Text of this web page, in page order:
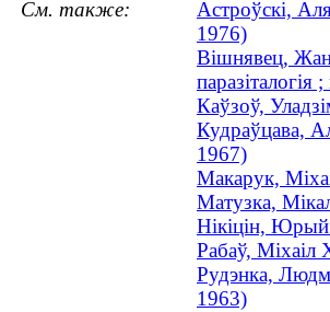
См. также:
Астроўскі,
1976)
Вішнявец,
паразіталогія
Каўзоў,
Кудраўцава,
1967)
Макарук,
Матузка,
Нікіцін, Юрый
Рабаў, Міхаіл
Рудэнка,
1963)